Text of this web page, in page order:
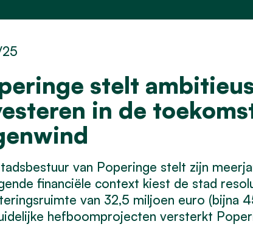
stelt
in de
25
van Poperinge stelt zijn
financiële context kiest de stad
van 32,5 miljoen euro (bijna
hefboomprojecten versterkt